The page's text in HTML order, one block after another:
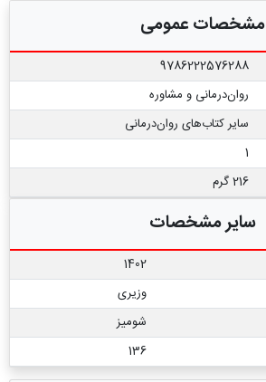
مشخصات عمومی
9786222576288
روان‌درمانی و مشاوره
سایر کتاب‏‌های روان‌درمانی
1
216 گرم
سایر مشخصات
1402
وزیری
شومیز
136